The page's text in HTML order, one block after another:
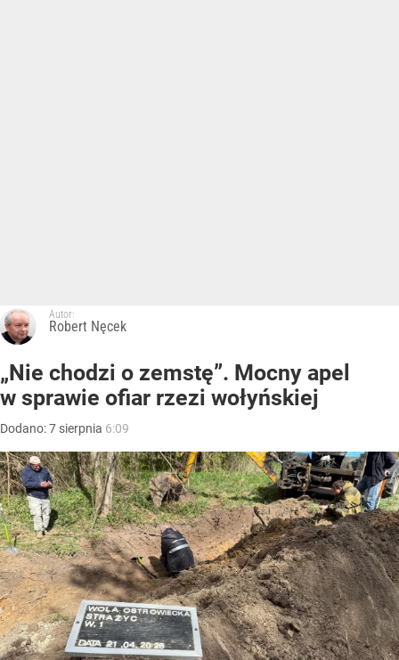
Autor:
Robert Nęcek
„Nie chodzi o zemstę”. Mocny apel
w sprawie ofiar rzezi wołyńskiej
Dodano:7 sierpnia 6:09